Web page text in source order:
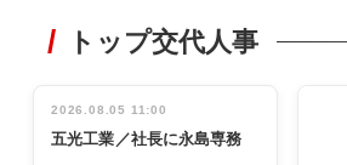
非鉄業界で
管理職編
インタビュ
ー／社内ア
INTERVIEW
トップ交代人事
2026.08.05 11:00
五光工業／社長に永島専務